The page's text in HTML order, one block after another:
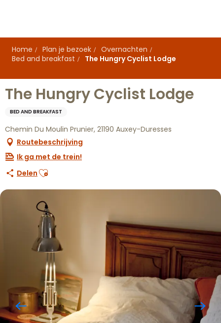
principal
Home
Plan je bezoek
Overnachten
Bed and breakfast
The Hungry Cyclist Lodge
The Hungry Cyclist Lodge
BED AND BREAKFAST
Chemin Du Moulin Prunier, 21190 Auxey-Duresses
Routebeschrijving
Ik ga met de trein!
Delen Ajouter aux favoris